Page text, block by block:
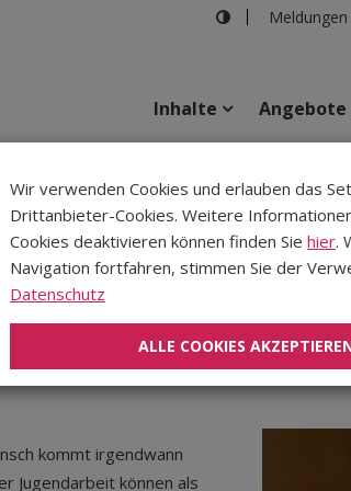
Meldungen
Inhalte Angebote
(Workshop)
mit dem
kommt irgendwann
Jugendarbeit können als
Wir verwenden Cookies und erlauben das
Drittanbieter-Cookies. Weitere
Cookies deaktivieren können finden Sie hier.
Navigation fortfahren, stimmen Sie der
Datenschutz
ALLE COOKIES